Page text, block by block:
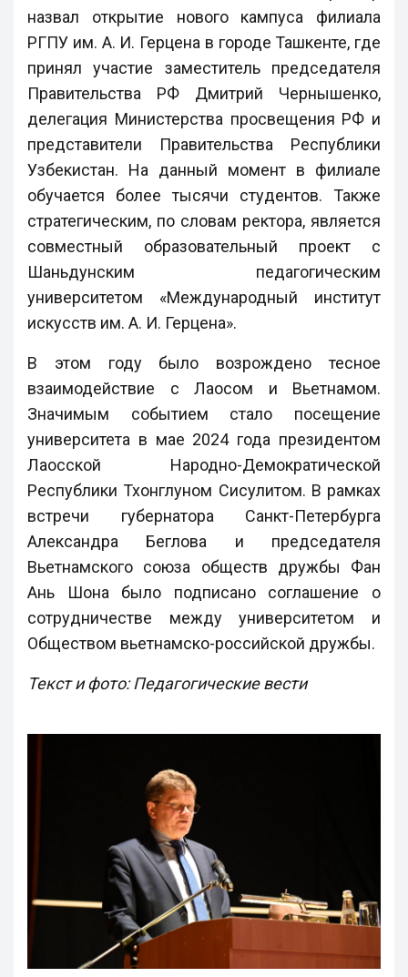
назвал открытие нового кампуса филиала
РГПУ им. А. И. Герцена в городе Ташкенте, где
принял участие заместитель председателя
Правительства РФ Дмитрий Чернышенко,
делегация Министерства просвещения РФ и
представители Правительства Республики
Узбекистан. На данный момент в филиале
обучается более тысячи студентов. Также
стратегическим, по словам ректора, является
совместный образовательный проект с
Шаньдунским педагогическим
университетом «Международный институт
искусств им. А. И. Герцена».
В этом году было возрождено тесное
взаимодействие с Лаосом и Вьетнамом.
Значимым событием стало посещение
университета в мае 2024 года президентом
Лаосской Народно-Демократической
Республики Тхонглуном Сисулитом. В рамках
встречи губернатора Санкт-Петербурга
Александра Беглова и председателя
Вьетнамского союза обществ дружбы Фан
Ань Шона было подписано соглашение о
сотрудничестве между университетом и
Обществом вьетнамско-российской дружбы.
Текст и фото: Педагогические вести